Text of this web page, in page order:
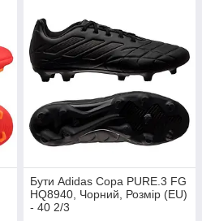
Бути Adidas Copa PURE.3 FG
HQ8940, Чорний, Розмір (EU)
- 40 2/3